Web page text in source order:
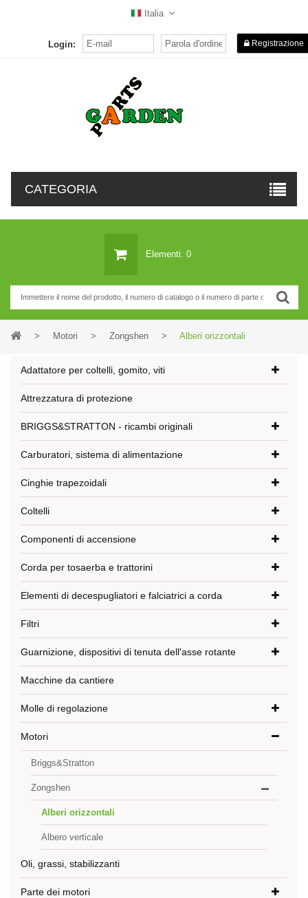
Italia
Login: Registrazione
CATEGORIA
Elementi: 0
> Motori > Zongshen > Alberi orizzontali
Adattatore per coltelli, gomito, viti
Attrezzatura di protezione
BRIGGS&STRATTON - ricambi originali
Carburatori, sistema di alimentazione
Cinghie trapezoidali
Coltelli
Componenti di accensione
Corda per tosaerba e trattorini
Elementi di decespugliatori e falciatrici a corda
Filtri
Guarnizione, dispositivi di tenuta dell'asse rotante
Macchine da cantiere
Molle di regolazione
Motori
Briggs&Stratton
Zongshen
Alberi orizzontali
Albero verticale
Oli, grassi, stabilizzanti
Parte dei motori